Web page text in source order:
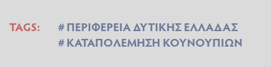
TAGS:
ΠΕΡΙΦΕΡΕΙΑ ΔΥΤΙΚΗΣ ΕΛΛΑΔΑΣ
ΚΑΤΑΠΟΛΕΜΗΣΗ ΚΟΥΝΟΥΠΙΩΝ